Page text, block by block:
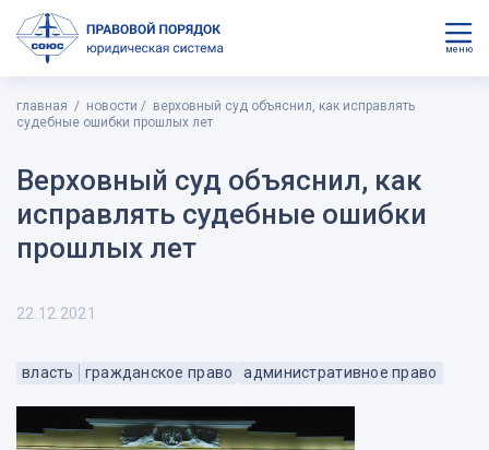
меню
главная новости
верховный суд объяснил, как исправлять
судебные ошибки прошлых лет
Верховный суд объяснил, как
исправлять судебные ошибки
прошлых лет
22.12.2021
власть гражданское право административное право